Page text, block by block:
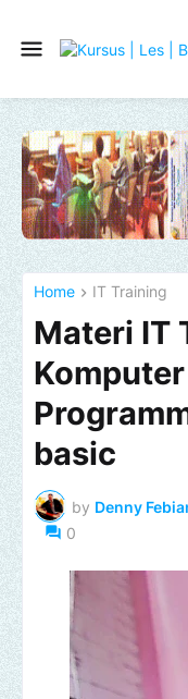
Home IT Training
Materi IT
Komputer
basic
by Denny
0